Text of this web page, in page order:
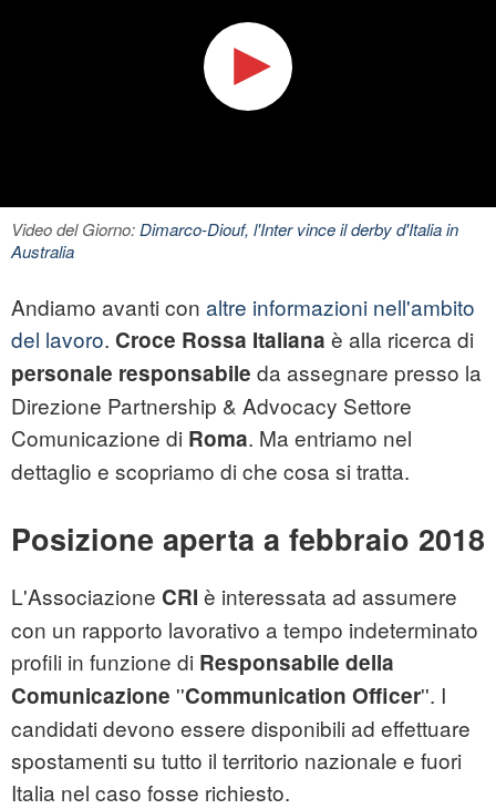
Video del Giorno:Dimarco-Diouf, l'Inter vince il derby d'Italia in
Australia
Andiamo avanti con altre informazioni nell'ambito
del lavoro. Croce Rossa Italiana è alla ricerca di
personale responsabile da assegnare presso la
Direzione Partnership & Advocacy Settore
Comunicazione di Roma. Ma entriamo nel
dettaglio e scopriamo di che cosa si tratta.
Posizione aperta a febbraio 2018
L'Associazione CRI è interessata ad assumere
con un rapporto lavorativo a tempo indeterminato
profili in funzione di Responsabile della
Comunicazione ''Communication Officer''. I
candidati devono essere disponibili ad effettuare
spostamenti su tutto il territorio nazionale e fuori
Italia nel caso fosse richiesto.